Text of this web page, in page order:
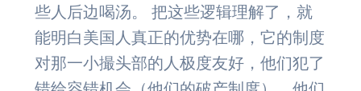
些人后边喝汤。 把这些逻辑理解了，就
能明白美国人真正的优势在哪，它的制度
对那一小撮头部的人极度友好，他们犯了